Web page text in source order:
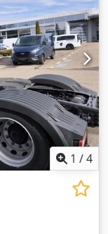
1 /4